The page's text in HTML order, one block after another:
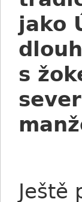
jako
s
Ještě